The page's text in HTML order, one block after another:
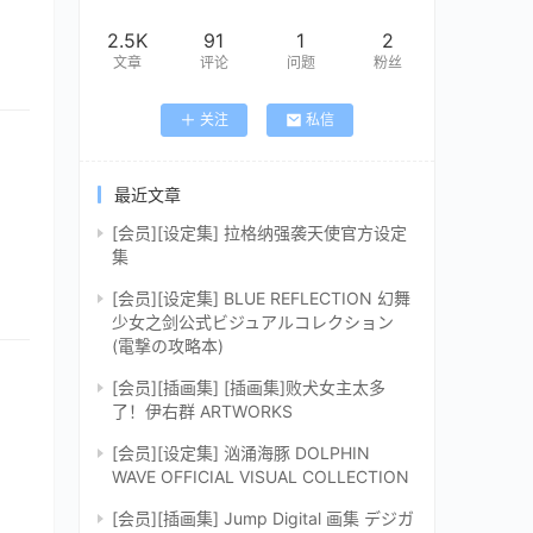
2.5K
文章
91
评论
1
问题
2
粉丝
关注 私信
最近文章
[会员][设定集] 拉格纳强袭天使官方设定
集
[会员][设定集] BLUE REFLECTION 幻舞
少女之剑公式ビジュアルコレクション
(電撃の攻略本)
[会员][插画集] [插画集]败犬女主太多
了！伊右群 ARTWORKS
[会员][设定集] 汹涌海豚 DOLPHIN
WAVE OFFICIAL VISUAL COLLECTION
[会员][插画集] Jump Digital 画集 デジガ